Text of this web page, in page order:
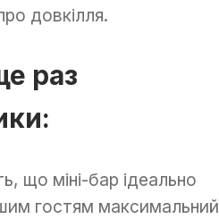
довкілля.
раз
що міні-бар ідеально
гостям максимальний